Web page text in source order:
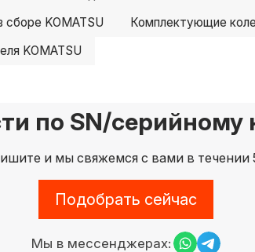
сборе KOMATSU
Комплектующие
KOMATSU
по SN/серийному
и мы свяжемся с вами в течении
Подобрать сейчас
Мы в мессенджерах: